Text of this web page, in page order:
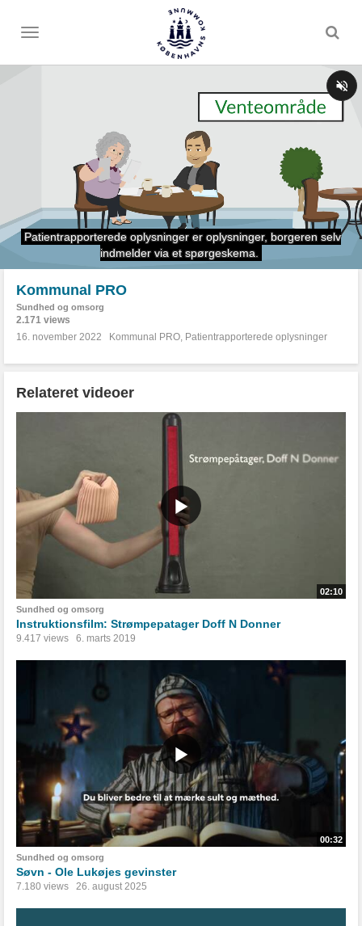
Toggle
Kommunal PRO
Sundhed og omsorg
2.171 views
16. november 2022
Kommunal PRO, Patientrapporterede oplysninger
Relateret videoer
02:10
Sundhed og omsorg
Instruktionsfilm: Strømpepatager Doff N Donner
9.417 views 6. marts 2019
00:32
Sundhed og omsorg
Søvn - Ole Lukøjes gevinster
7.180 views 26. august 2025